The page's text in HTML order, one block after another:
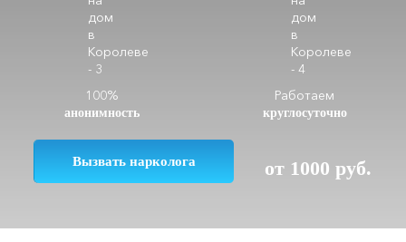
100%
анонимность
Работаем
круглосуточно
Вызвать нарколога от 1000 руб.